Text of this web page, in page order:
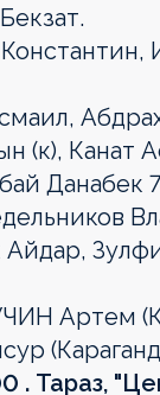
(к), Канат
Данабек
Артем
. Тараз,